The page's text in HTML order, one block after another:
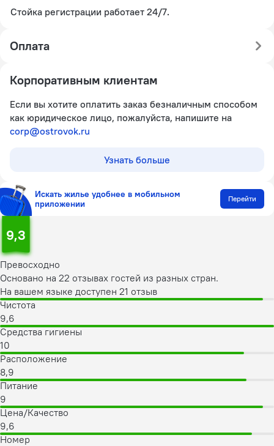
Стойка регистрации работает 24/7.
Оплата
Корпоративным клиентам
Если вы хотите оплатить заказ безналичным способом
как юридическое лицо, пожалуйста, напишите на
corp@ostrovok.ru
Узнать больше
Искать жилье удобнее в мобильном
приложении
Перейти
9,3
Превосходно
Основано на 22 отзывах гостей из разных стран.
На вашем языке доступен 21 отзыв
Чистота
9,6
Средства гигиены
10
Расположение
8,9
Питание
9
Цена/Качество
9,6
Номер